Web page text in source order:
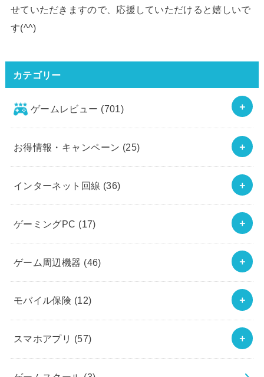
せていただきますので、応援していただけると嬉しいで
す(^^)
カテゴリー
ゲームレビュー (701)
お得情報・キャンペーン (25)
インターネット回線 (36)
ゲーミングPC (17)
ゲーム周辺機器 (46)
モバイル保険 (12)
スマホアプリ (57)